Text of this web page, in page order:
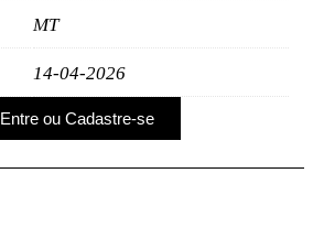
MT
14-04-2026
Entre ou Cadastre-se